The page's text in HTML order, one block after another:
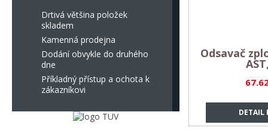
Drtivá většina položek
skladem
Kamenná prodejna
Dodání obvykle do druhého
dne
Příkladný přístup a ochota k
zákazníkovi
DETAIL
Odsavač